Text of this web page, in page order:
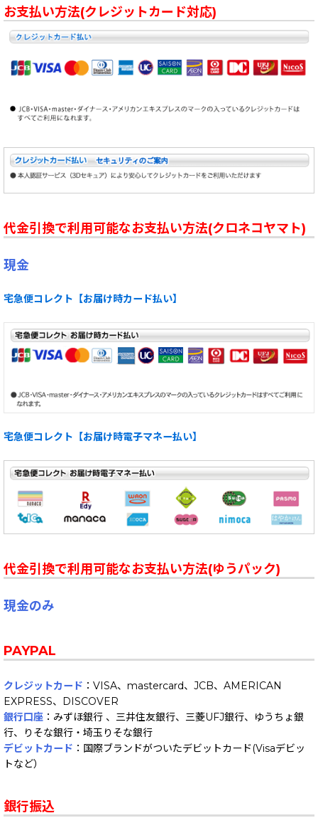
お支払い方法(クレジットカード対応)
代金引換で利用可能なお支払い方法(クロネコヤマト)
現金
宅急便コレクト【お届け時カード払い】
宅急便コレクト【お届け時電子マネー払い】
代金引換で利用可能なお支払い方法(ゆうパック)
現金のみ
PAYPAL
クレジットカード ：VISA、mastercard、JCB、AMERICAN
EXPRESS、DISCOVER
銀行口座 ：みずほ銀行 、三井住友銀行、三菱UFJ銀行、ゆうちょ銀
行、りそな銀行・埼玉りそな銀行
デビットカード ：国際ブランドがついたデビットカード(Visaデビッ
トなど）
銀行振込